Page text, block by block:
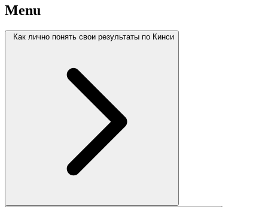
Menu
Как лично понять свои результаты по Кинси